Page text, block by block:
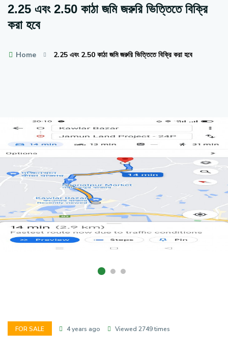
2.25 এবং 2.50 কাঠা জমি জরুরি ভিত্তিতে বিক্রি
করা হবে
Home 2.25 এবং 2.50 কাঠা জমি জরুরি ভিত্তিতে বিক্রি করা হবে
FOR SALE 4 years ago Viewed 2749 times